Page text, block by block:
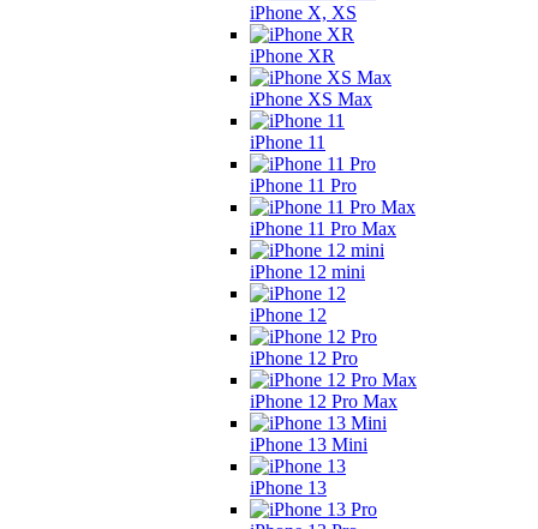
iPhone X, XS
iPhone XR
iPhone XS Max
iPhone 11
iPhone 11 Pro
iPhone 11 Pro Max
iPhone 12 mini
iPhone 12
iPhone 12 Pro
iPhone 12 Pro Max
iPhone 13 Mini
iPhone 13